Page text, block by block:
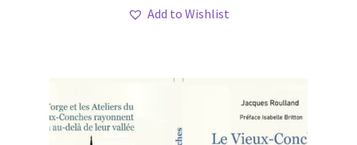
Add to Wishlist